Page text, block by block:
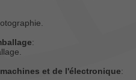
:
et de l'électronique: